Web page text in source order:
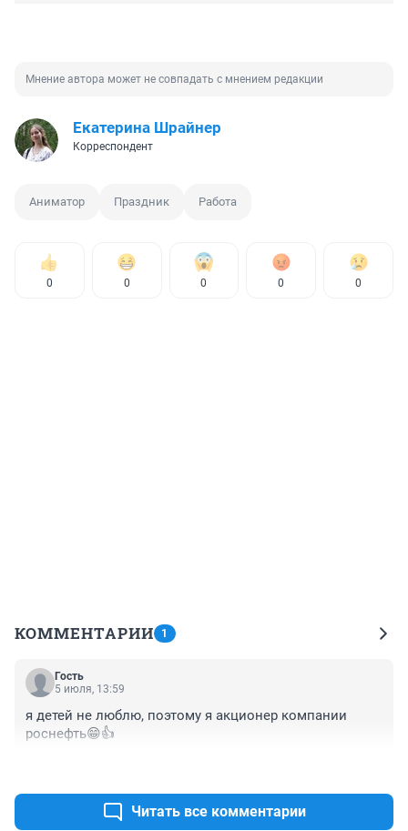
Мнение автора может не совпадать с мнением редакции
Екатерина Шрайнер
Корреспондент
Аниматор Праздник Работа
0 0 0 0 0
КОММЕНТАРИИ 1
Гость
5 июля, 13:59
я детей не люблю, поэтому я акционер компании
роснефть😁👍
Читать все комментарии